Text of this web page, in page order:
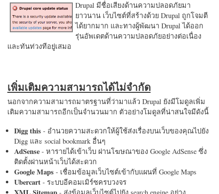
Drupal มีชื่อเสียงด้านความปลอดภัยมา
ยาวนาน เว็บไซต์ที่สร้างด้วย Drupal ถูกโจมตี
ได้ยากมาก และทางผู้พัฒนา Drupal ได้ออก
รุ่นอัพเดตด้านความปลอดภัยอย่างต่อเนื่อง
และทันท่วงทีอยู่เสมอ
เพิ่มเติมความสามารถได้ไม่จำกัด
นอกจากความสามารถมาตรฐานที่ว่ามาแล้ว Drupal ยังมีโมดูลเพิ่ม
เติมความสามารถอีกเป็นจำนวนมาก ตัวอย่างโมดูลที่น่าสนใจมีดังนี้
Digg this - อำนวยความสะดวกให้ผู้ใช้ส่งเรื่องบนเว็บของคุณไปยัง
Digg และ social bookmark อื่นๆ
AdSense - หารายได้เข้าเว็บ ผ่านโฆษณาของ Google AdSense ซึ่ง
ติดตั้งผ่านหน้าเว็บได้สะดวก
Google Maps - เชื่อมข้อมูลเว็บไซต์เข้ากับแผนที่ Google Maps
Ubercart - ระบบอีคอมเมิร์ซครบวงจร